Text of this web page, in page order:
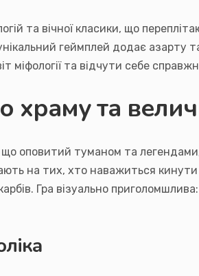
та вічної класики, що
геймплей додає
міфології та відчути себе
храму та
оповитий туманом та
на тих, хто наважиться
Гра візуально